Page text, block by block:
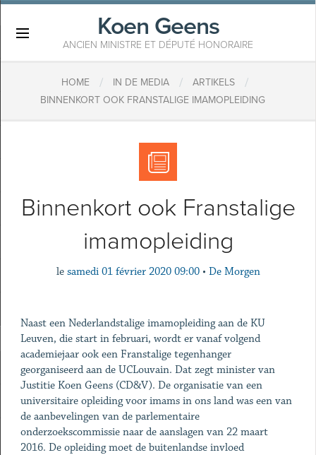
Koen Geens
ANCIEN MINISTRE ET DÉPUTÉ HONORAIRE
HOME / IN DE MEDIA / ARTIKELS /
BINNENKORT OOK FRANSTALIGE IMAMOPLEIDING
Binnenkort ook Franstalige
imamopleiding
le samedi 01 février 2020 09:00 • De Morgen
Naast een Nederlandstalige imamopleiding aan de KU
Leuven, die start in februari, wordt er vanaf volgend
academiejaar ook een Franstalige tegenhanger
georganiseerd aan de UCLouvain. Dat zegt minister van
Justitie Koen Geens (CD&V). De organisatie van een
universitaire opleiding voor imams in ons land was een van
de aanbevelingen van de parlementaire
onderzoekscommissie naar de aanslagen van 22 maart
2016. De opleiding moet de buitenlandse invloed